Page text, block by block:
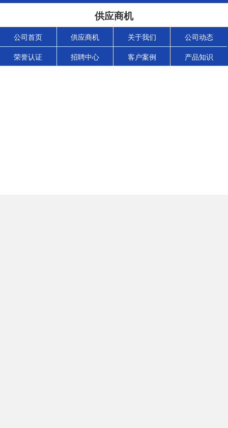
供应商机
公司首页 供应商机 关于我们 公司动态
荣誉认证 招聘中心 客户案例 产品知识